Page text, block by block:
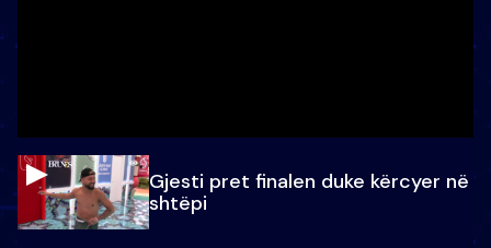
Gjesti pret finalen duke kërcyer në
shtëpi